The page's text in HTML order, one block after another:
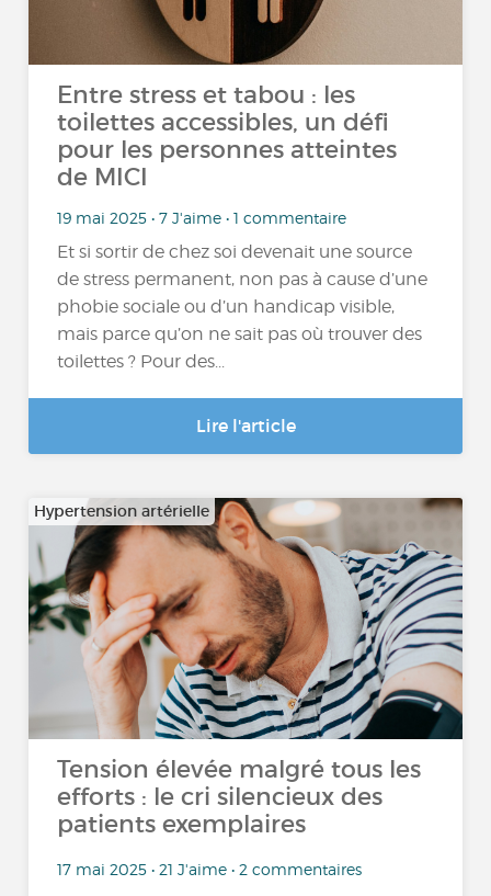
Entre stress et tabou : les
toilettes accessibles, un défi
pour les personnes atteintes
de MICI
19 mai 2025 • 7 J'aime • 1 commentaire
Et si sortir de chez soi devenait une source
de stress permanent, non pas à cause d’une
phobie sociale ou d’un handicap visible,
mais parce qu’on ne sait pas où trouver des
toilettes ? Pour des...
Lire l'article
Hypertension artérielle
Tension élevée malgré tous les
efforts : le cri silencieux des
patients exemplaires
17 mai 2025 • 21 J'aime • 2 commentaires